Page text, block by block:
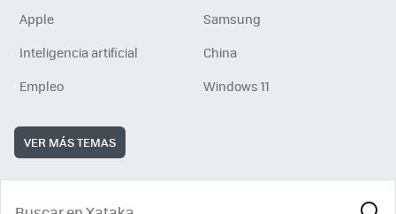
Apple
Samsung
Inteligencia artificial
China
Empleo
Windows 11
VER MÁS TEMAS